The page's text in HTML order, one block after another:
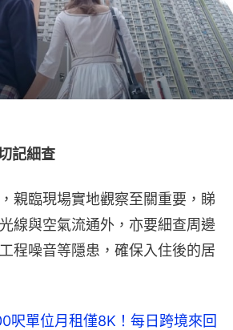
記細查
親臨現場實地觀察至關重要，睇
線與空氣流通外，亦要細查周邊
程噪音等隱患，確保入住後的居
呎單位月租僅8K！每日跨境來回